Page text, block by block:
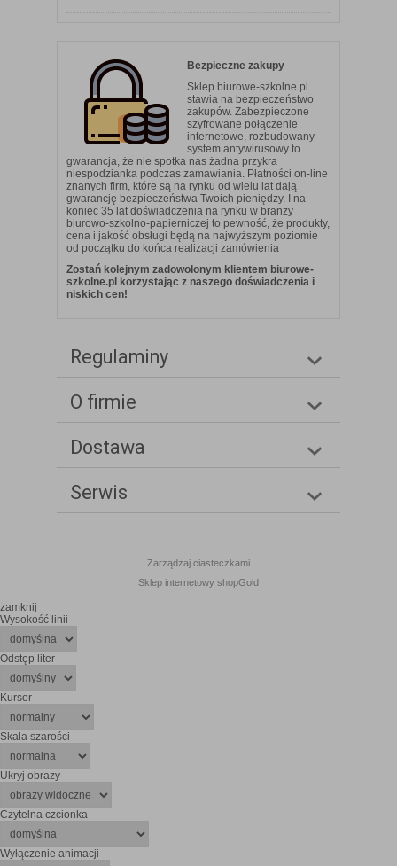
Bezpieczne zakupy
Sklep biurowe-szkolne.pl
stawia na bezpieczeństwo
zakupów. Zabezpieczone
szyfrowane połączenie
internetowe, rozbudowany
system antywirusowy to
gwarancja, że nie spotka nas żadna przykra
niespodzianka podczas zamawiania. Płatności on-line
znanych firm, które są na rynku od wielu lat dają
gwarancję bezpieczeństwa Twoich pieniędzy. I na
koniec 35 lat doświadczenia na rynku w branży
biurowo-szkolno-papierniczej to pewność, że produkty,
cena i jakość obsługi będą na najwyższym poziomie
od początku do końca realizacji zamówienia
Zostań kolejnym zadowolonym klientem biurowe-
szkolne.pl korzystając z naszego doświadczenia i
niskich cen!
Regulaminy
O firmie
Dostawa
Serwis
Zarządzaj ciasteczkami
Sklep internetowy shopGold
zamknij
Wysokość linii
Odstęp liter
Kursor
Skala szarości
Ukryj obrazy
Czytelna czcionka
Wyłączenie animacji